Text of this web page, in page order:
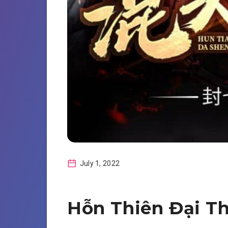
July 1, 2022
Hỗn Thiên Đại